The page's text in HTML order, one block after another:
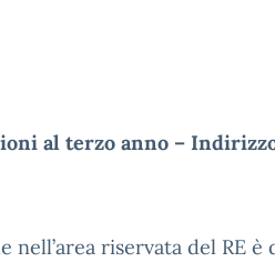
al terzo anno –
nell’area riservata del RE